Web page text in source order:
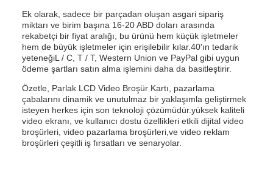
Ek olarak, sadece bir parçadan oluşan asgari sipariş
miktarı ve birim başına 16-20 ABD doları arasında
rekabetçi bir fiyat aralığı, bu ürünü hem küçük işletmeler
hem de büyük işletmeler için erişilebilir kılar.40'ın tedarik
yeteneğiL / C, T / T, Western Union ve PayPal gibi uygun
ödeme şartları satın alma işlemini daha da basitleştirir.
Özetle, Parlak LCD Video Broşür Kartı, pazarlama
çabalarını dinamik ve unutulmaz bir yaklaşımla geliştirmek
isteyen herkes için son teknoloji çözümüdür.yüksek kaliteli
video ekranı, ve kullanıcı dostu özellikleri etkili dijital video
broşürleri, video pazarlama broşürleri,ve video reklam
broşürleri çeşitli iş fırsatları ve senaryolar.